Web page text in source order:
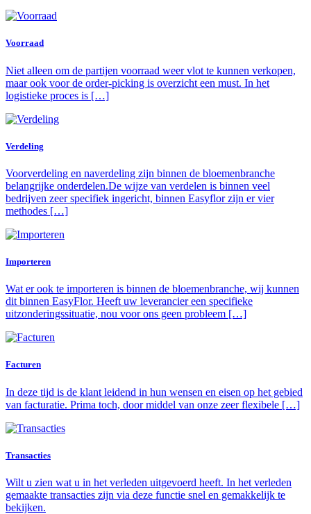
Voorraad
Niet alleen om de partijen voorraad weer vlot te kunnen verkopen,
maar ook voor de order-picking is overzicht een must. In het
logistieke proces is […]
Verdeling
Voorverdeling en naverdeling zijn binnen de bloemenbranche
belangrijke onderdelen.De wijze van verdelen is binnen veel
bedrijven zeer specifiek ingericht, binnen Easyflor zijn er vier
methodes […]
Importeren
Wat er ook te importeren is binnen de bloemenbranche, wij kunnen
dit binnen EasyFlor. Heeft uw leverancier een specifieke
uitzonderingssituatie, nou voor ons geen probleem […]
Facturen
In deze tijd is de klant leidend in hun wensen en eisen op het gebied
van facturatie. Prima toch, door middel van onze zeer flexibele […]
Transacties
Wilt u zien wat u in het verleden uitgevoerd heeft. In het verleden
gemaakte transacties zijn via deze functie snel en gemakkelijk te
bekijken.